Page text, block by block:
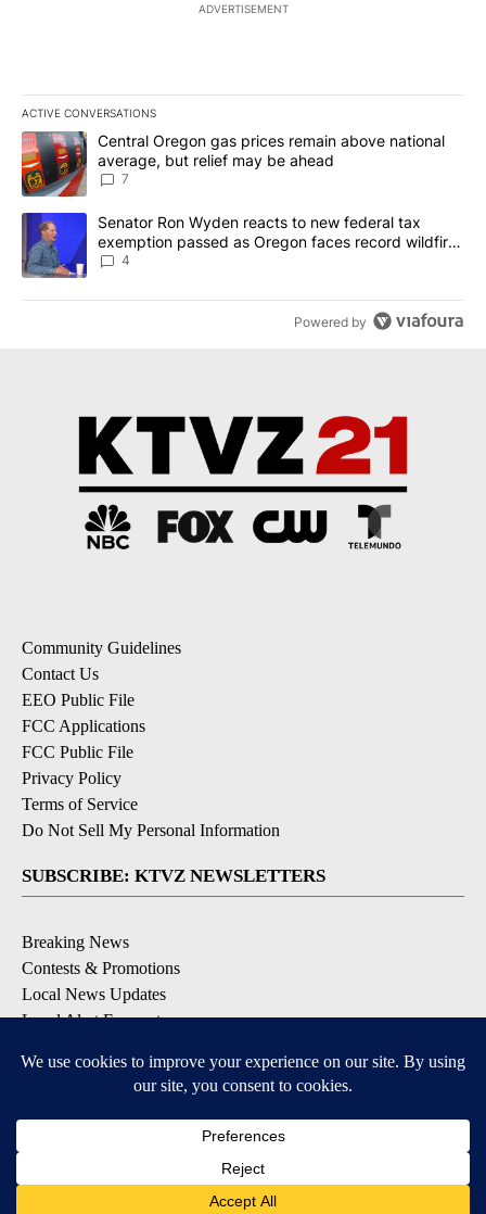
ADVERTISEMENT
ACTIVE CONVERSATIONS
The following is a list of the most commented articles in the last
A trending article titled "Central Oregon gas prices remain
Central Oregon gas prices remain above national
average, but relief may be ahead
7
A trending article titled "Senator Ron Wyden reacts to new
Senator Ron Wyden reacts to new federal tax
exemption passed as Oregon faces record wildfire
season
4
Powered by
Community Guidelines
Contact Us
EEO Public File
FCC Applications
FCC Public File
Privacy Policy
Terms of Service
Do Not Sell My Personal Information
SUBSCRIBE: KTVZ NEWSLETTERS
Breaking News
Contests & Promotions
Local News Updates
Local Alert Forecast
DOWNLOAD: KTVZ APPS